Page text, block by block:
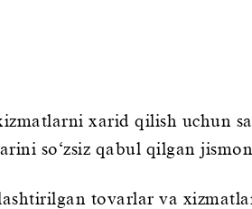
xarid qilish uchun
so‘zsiz qabul qilgan
tovarlar va